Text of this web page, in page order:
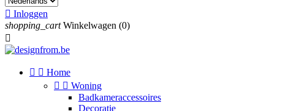
 Inloggen
shopping_cart Winkelwagen (0)

  Home
  Woning
Badkameraccessoires
Decoratie